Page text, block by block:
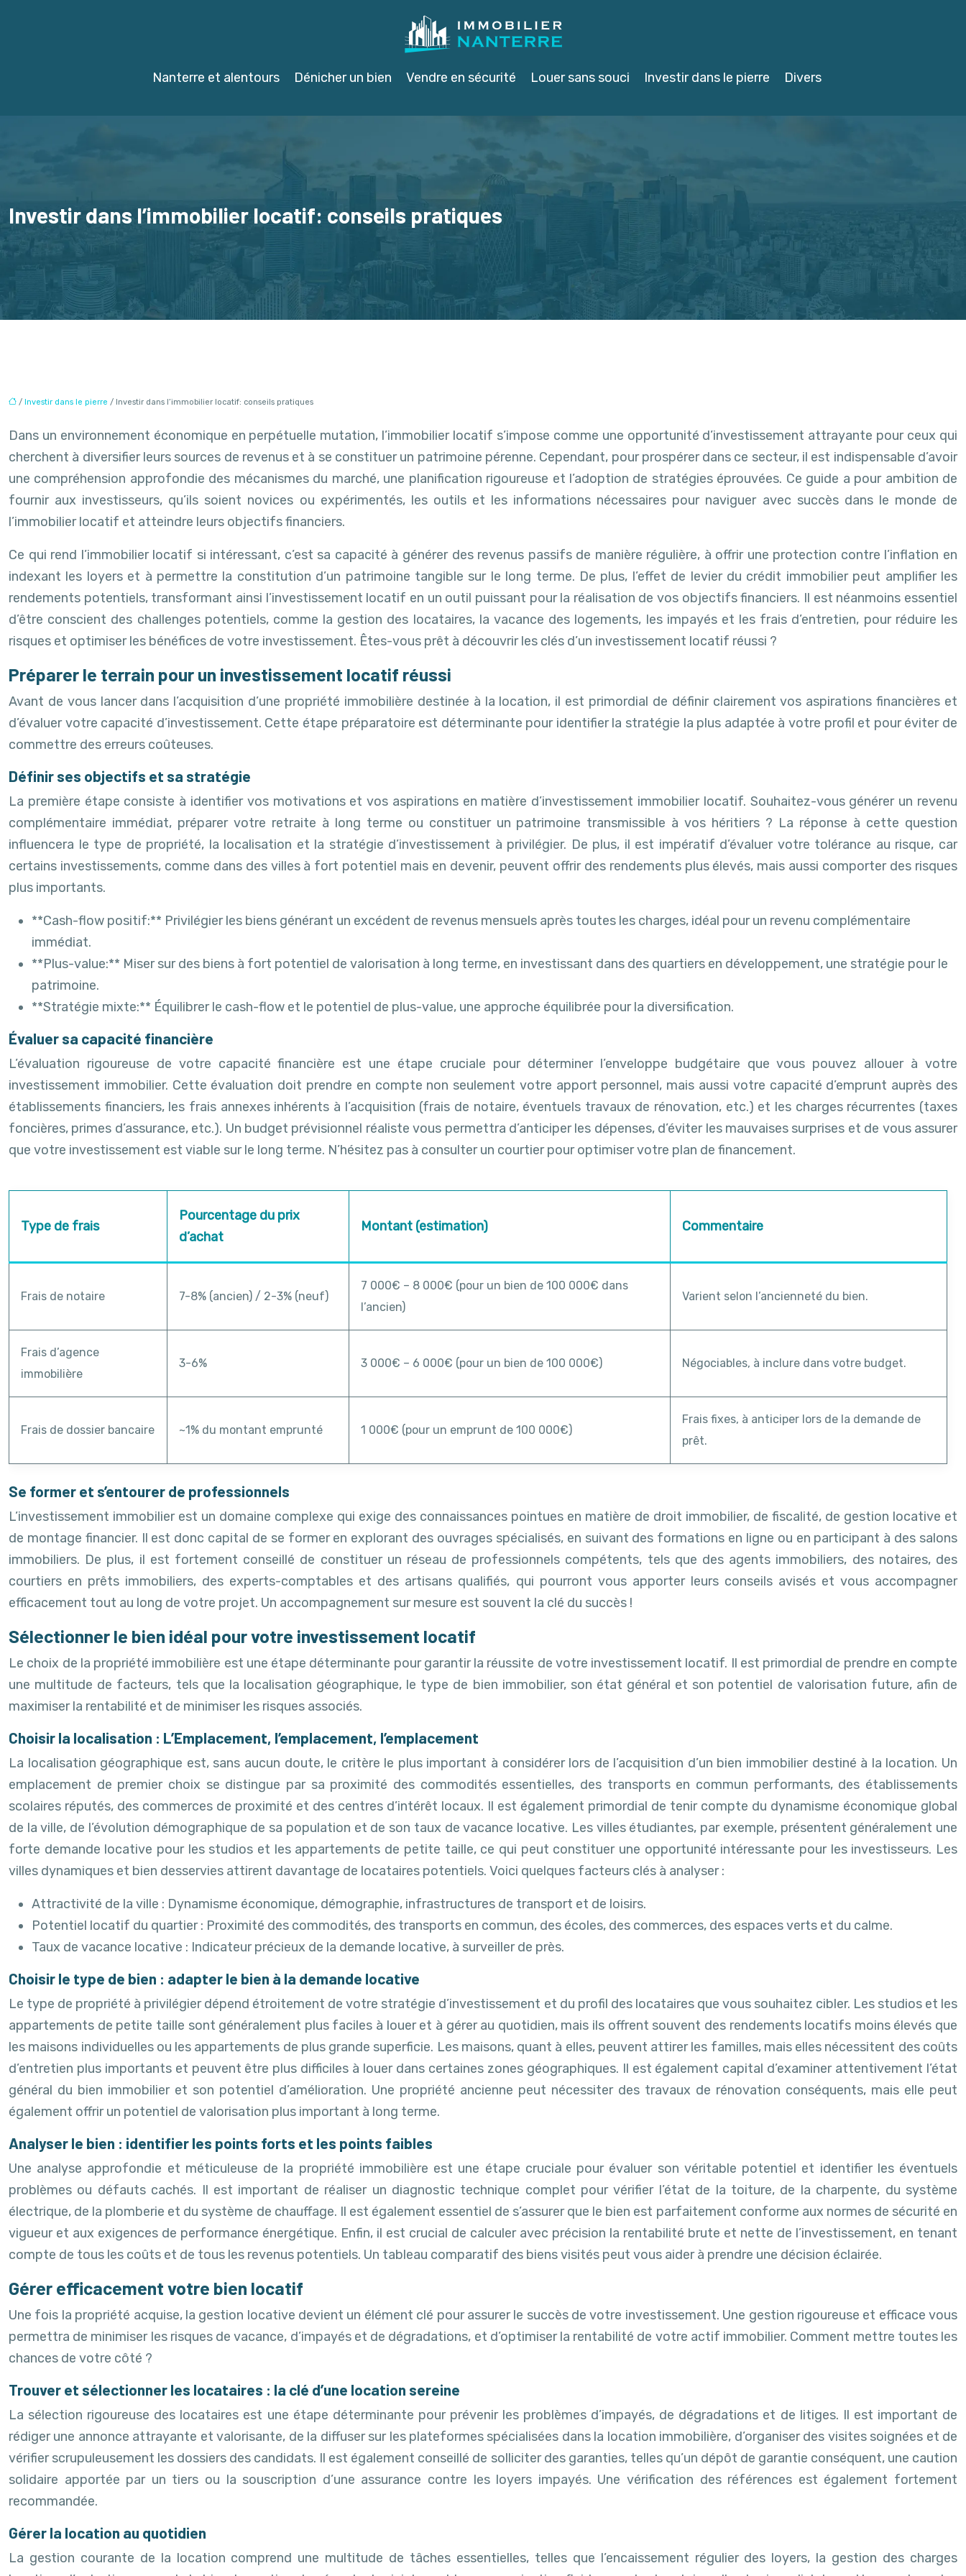
Nanterre et alentours Dénicher un bien Vendre en sécurité Louer sans souci Investir dans le pierre Divers
Investir dans l’immobilier locatif: conseils pratiques
/ Investir dans le pierre / Investir dans l’immobilier locatif: conseils pratiques
Dans un environnement économique en perpétuelle mutation, l’immobilier locatif s’impose comme une opportunité d’investissement attrayante pour ceux qui
cherchent à diversifier leurs sources de revenus et à se constituer un patrimoine pérenne. Cependant, pour prospérer dans ce secteur, il est indispensable d’avoir
une compréhension approfondie des mécanismes du marché, une planification rigoureuse et l’adoption de stratégies éprouvées. Ce guide a pour ambition de
fournir aux investisseurs, qu’ils soient novices ou expérimentés, les outils et les informations nécessaires pour naviguer avec succès dans le monde de
l’immobilier locatif et atteindre leurs objectifs financiers.
Ce qui rend l’immobilier locatif si intéressant, c’est sa capacité à générer des revenus passifs de manière régulière, à offrir une protection contre l’inflation en
indexant les loyers et à permettre la constitution d’un patrimoine tangible sur le long terme. De plus, l’effet de levier du crédit immobilier peut amplifier les
rendements potentiels, transformant ainsi l’investissement locatif en un outil puissant pour la réalisation de vos objectifs financiers. Il est néanmoins essentiel
d’être conscient des challenges potentiels, comme la gestion des locataires, la vacance des logements, les impayés et les frais d’entretien, pour réduire les
risques et optimiser les bénéfices de votre investissement. Êtes-vous prêt à découvrir les clés d’un investissement locatif réussi ?
Préparer le terrain pour un investissement locatif réussi
Avant de vous lancer dans l’acquisition d’une propriété immobilière destinée à la location, il est primordial de définir clairement vos aspirations financières et
d’évaluer votre capacité d’investissement. Cette étape préparatoire est déterminante pour identifier la stratégie la plus adaptée à votre profil et pour éviter de
commettre des erreurs coûteuses.
Définir ses objectifs et sa stratégie
La première étape consiste à identifier vos motivations et vos aspirations en matière d’investissement immobilier locatif. Souhaitez-vous générer un revenu
complémentaire immédiat, préparer votre retraite à long terme ou constituer un patrimoine transmissible à vos héritiers ? La réponse à cette question
influencera le type de propriété, la localisation et la stratégie d’investissement à privilégier. De plus, il est impératif d’évaluer votre tolérance au risque, car
certains investissements, comme dans des villes à fort potentiel mais en devenir, peuvent offrir des rendements plus élevés, mais aussi comporter des risques
plus importants.
**Cash-flow positif:** Privilégier les biens générant un excédent de revenus mensuels après toutes les charges, idéal pour un revenu complémentaire
immédiat.
**Plus-value:** Miser sur des biens à fort potentiel de valorisation à long terme, en investissant dans des quartiers en développement, une stratégie pour le
patrimoine.
**Stratégie mixte:** Équilibrer le cash-flow et le potentiel de plus-value, une approche équilibrée pour la diversification.
Évaluer sa capacité financière
L’évaluation rigoureuse de votre capacité financière est une étape cruciale pour déterminer l’enveloppe budgétaire que vous pouvez allouer à votre
investissement immobilier. Cette évaluation doit prendre en compte non seulement votre apport personnel, mais aussi votre capacité d’emprunt auprès des
établissements financiers, les frais annexes inhérents à l’acquisition (frais de notaire, éventuels travaux de rénovation, etc.) et les charges récurrentes (taxes
foncières, primes d’assurance, etc.). Un budget prévisionnel réaliste vous permettra d’anticiper les dépenses, d’éviter les mauvaises surprises et de vous assurer
que votre investissement est viable sur le long terme. N’hésitez pas à consulter un courtier pour optimiser votre plan de financement.
Type de frais
Pourcentage du prix
d’achat
Montant (estimation) Commentaire
Frais de notaire 7-8% (ancien) / 2-3% (neuf)
7 000€ – 8 000€ (pour un bien de 100 000€ dans
l’ancien)
Varient selon l’ancienneté du bien.
Frais d’agence
immobilière
3-6% 3 000€ – 6 000€ (pour un bien de 100 000€) Négociables, à inclure dans votre budget.
Frais de dossier bancaire ~1% du montant emprunté 1 000€ (pour un emprunt de 100 000€)
Frais fixes, à anticiper lors de la demande de
prêt.
Se former et s’entourer de professionnels
L’investissement immobilier est un domaine complexe qui exige des connaissances pointues en matière de droit immobilier, de fiscalité, de gestion locative et
de montage financier. Il est donc capital de se former en explorant des ouvrages spécialisés, en suivant des formations en ligne ou en participant à des salons
immobiliers. De plus, il est fortement conseillé de constituer un réseau de professionnels compétents, tels que des agents immobiliers, des notaires, des
courtiers en prêts immobiliers, des experts-comptables et des artisans qualifiés, qui pourront vous apporter leurs conseils avisés et vous accompagner
efficacement tout au long de votre projet. Un accompagnement sur mesure est souvent la clé du succès !
Sélectionner le bien idéal pour votre investissement locatif
Le choix de la propriété immobilière est une étape déterminante pour garantir la réussite de votre investissement locatif. Il est primordial de prendre en compte
une multitude de facteurs, tels que la localisation géographique, le type de bien immobilier, son état général et son potentiel de valorisation future, afin de
maximiser la rentabilité et de minimiser les risques associés.
Choisir la localisation : L’Emplacement, l’emplacement, l’emplacement
La localisation géographique est, sans aucun doute, le critère le plus important à considérer lors de l’acquisition d’un bien immobilier destiné à la location. Un
emplacement de premier choix se distingue par sa proximité des commodités essentielles, des transports en commun performants, des établissements
scolaires réputés, des commerces de proximité et des centres d’intérêt locaux. Il est également primordial de tenir compte du dynamisme économique global
de la ville, de l’évolution démographique de sa population et de son taux de vacance locative. Les villes étudiantes, par exemple, présentent généralement une
forte demande locative pour les studios et les appartements de petite taille, ce qui peut constituer une opportunité intéressante pour les investisseurs. Les
villes dynamiques et bien desservies attirent davantage de locataires potentiels. Voici quelques facteurs clés à analyser :
Attractivité de la ville : Dynamisme économique, démographie, infrastructures de transport et de loisirs.
Potentiel locatif du quartier : Proximité des commodités, des transports en commun, des écoles, des commerces, des espaces verts et du calme.
Taux de vacance locative : Indicateur précieux de la demande locative, à surveiller de près.
Choisir le type de bien : adapter le bien à la demande locative
Le type de propriété à privilégier dépend étroitement de votre stratégie d’investissement et du profil des locataires que vous souhaitez cibler. Les studios et les
appartements de petite taille sont généralement plus faciles à louer et à gérer au quotidien, mais ils offrent souvent des rendements locatifs moins élevés que
les maisons individuelles ou les appartements de plus grande superficie. Les maisons, quant à elles, peuvent attirer les familles, mais elles nécessitent des coûts
d’entretien plus importants et peuvent être plus difficiles à louer dans certaines zones géographiques. Il est également capital d’examiner attentivement l’état
général du bien immobilier et son potentiel d’amélioration. Une propriété ancienne peut nécessiter des travaux de rénovation conséquents, mais elle peut
également offrir un potentiel de valorisation plus important à long terme.
Analyser le bien : identifier les points forts et les points faibles
Une analyse approfondie et méticuleuse de la propriété immobilière est une étape cruciale pour évaluer son véritable potentiel et identifier les éventuels
problèmes ou défauts cachés. Il est important de réaliser un diagnostic technique complet pour vérifier l’état de la toiture, de la charpente, du système
électrique, de la plomberie et du système de chauffage. Il est également essentiel de s’assurer que le bien est parfaitement conforme aux normes de sécurité en
vigueur et aux exigences de performance énergétique. Enfin, il est crucial de calculer avec précision la rentabilité brute et nette de l’investissement, en tenant
compte de tous les coûts et de tous les revenus potentiels. Un tableau comparatif des biens visités peut vous aider à prendre une décision éclairée.
Gérer efficacement votre bien locatif
Une fois la propriété acquise, la gestion locative devient un élément clé pour assurer le succès de votre investissement. Une gestion rigoureuse et efficace vous
permettra de minimiser les risques de vacance, d’impayés et de dégradations, et d’optimiser la rentabilité de votre actif immobilier. Comment mettre toutes les
chances de votre côté ?
Trouver et sélectionner les locataires : la clé d’une location sereine
La sélection rigoureuse des locataires est une étape déterminante pour prévenir les problèmes d’impayés, de dégradations et de litiges. Il est important de
rédiger une annonce attrayante et valorisante, de la diffuser sur les plateformes spécialisées dans la location immobilière, d’organiser des visites soignées et de
vérifier scrupuleusement les dossiers des candidats. Il est également conseillé de solliciter des garanties, telles qu’un dépôt de garantie conséquent, une caution
solidaire apportée par un tiers ou la souscription d’une assurance contre les loyers impayés. Une vérification des références est également fortement
recommandée.
Gérer la location au quotidien
La gestion courante de la location comprend une multitude de tâches essentielles, telles que l’encaissement régulier des loyers, la gestion des charges